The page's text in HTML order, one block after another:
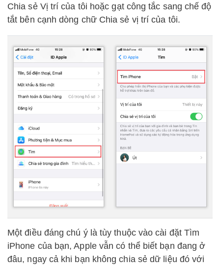
Chia sẻ Vị trí của tôi hoặc gạt công tắc sang chế độ
tắt bên cạnh dòng chữ Chia sẻ vị trí của tôi.
Một điều đáng chú ý là tùy thuộc vào cài đặt Tìm
iPhone của bạn, Apple vẫn có thể biết bạn đang ở
đâu, ngay cả khi bạn không chia sẻ dữ liệu đó với